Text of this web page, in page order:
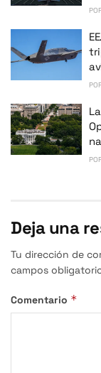
Deja una
Tu dirección de
campos
Comentario *